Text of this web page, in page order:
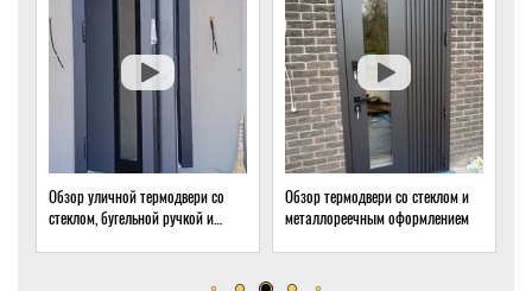
Обзор уличной термодвери со
стеклом, бугельной ручкой и
Обзор термодвери со стеклом и
металлореечным оформлением